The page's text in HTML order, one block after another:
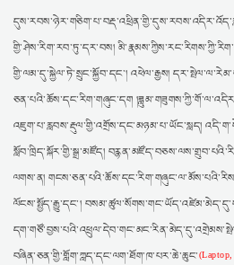
གྱི་ཤེས་རིག་རབ་ཏུ་དར་བས།
གྱི་ལམ་དུ་སྐྱེལ་ཏེ་སྲུང་སྐྱོབ་དང་། འཕེལ་རྒྱས།
ཅན་པའི་ཆོས་དང་རིག་གཞུང་དག
འཇུག་པ་རླབས་རྡུལ་གྱི་འགྲོས་དང་མཉམ་པ་ཡོང་སླད།
སློབ་ཁྲིད་སྐོར་གྱི་སྒྲ་མཛོད།
ལགས་ན།
ལོངས་སྤྱོད་རྒྱུ་དང་།
བཞིན་ཅན་གྱི་གློག་ཀླད་དང་ལག་ཐོག་ཁ་པར་ཆེ་ཆུང་